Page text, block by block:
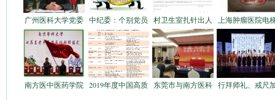
广州医科大学党委 中纪委：个别党员 村卫生室扎针出人 上海肿瘤医院电
南方医中医药学院 2019年度中国高质 东莞市与南方医科 行拜师礼、戒尺